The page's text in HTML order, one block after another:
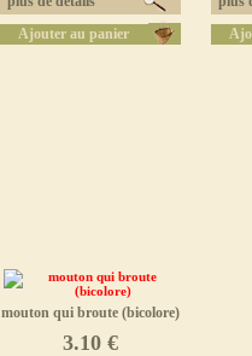
Ajouter au panier
mouton qui broute (bicolore)
3.10 €